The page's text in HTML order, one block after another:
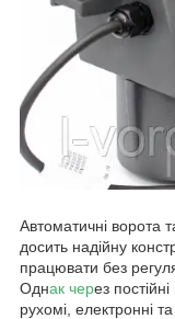
Автоматичні ворота
досить надійну
працювати без
Однак через
рухомі, електронні